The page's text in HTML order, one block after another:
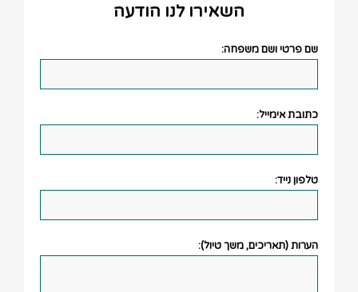
השאירו לנו הודעה
שם פרטי ושם משפחה:
כתובת אימייל:
טלפון נייד:
הערות (תאריכים, משך טיול):